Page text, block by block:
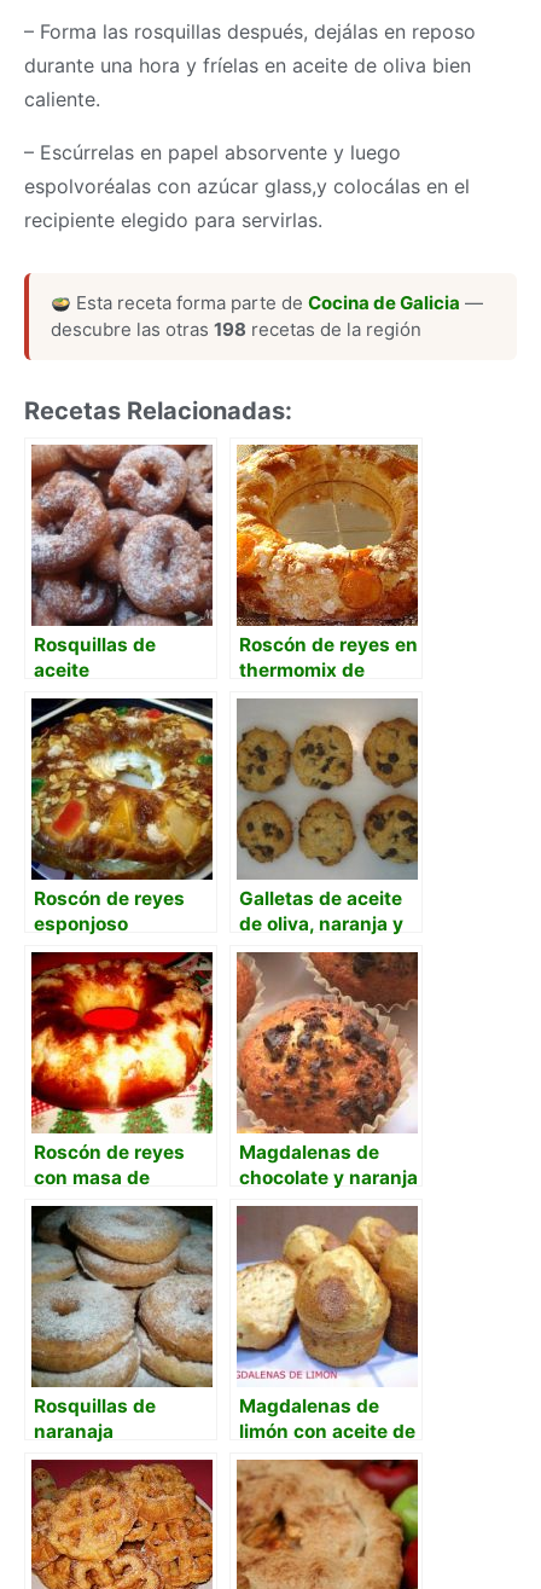
– Forma las rosquillas después, dejálas en reposo
durante una hora y fríelas en aceite de oliva bien
caliente.
– Escúrrelas en papel absorvente y luego
espolvoréalas con azúcar glass,y colocálas en el
recipiente elegido para servirlas.
Esta receta forma parte deCocina de Galicia —
descubre las otras 198 recetas de la región
Recetas Relacionadas:
Rosquillas de
aceite
Roscón de reyes en
thermomix de
Mafalda
Roscón de reyes
esponjoso
Galletas de aceite
de oliva, naranja y
chocolate negro
Roscón de reyes
con masa de
arranque
Magdalenas de
chocolate y naranja
con aceite de oliva
Rosquillas de
naranaja
Magdalenas de
limón con aceite de
girasol y canela